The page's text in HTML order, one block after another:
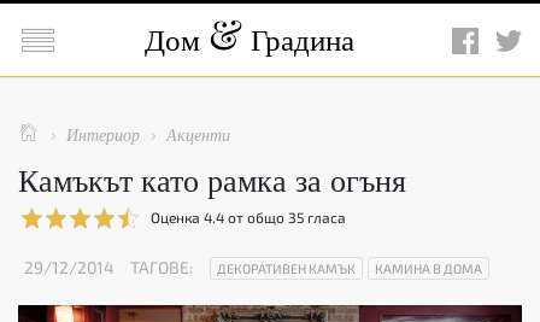
 Дом Градина
  Интериор  Акценти
Камъкът като рамка за огъня
Оценка 4.4 от общо 35 гласа
29/12/2014 ТАГОВЕ: ДЕКОРАТИВЕН КАМЪК КАМИНА В ДОМА